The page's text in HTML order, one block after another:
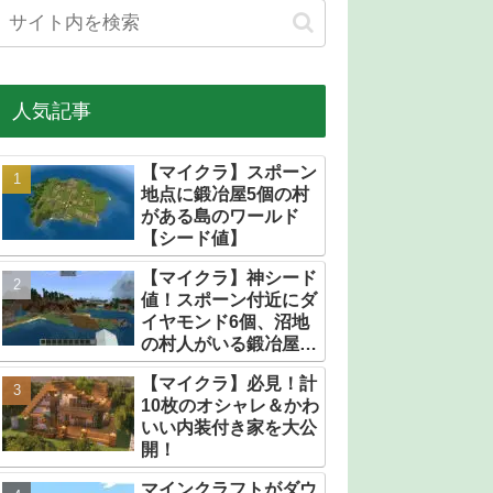
人気記事
【マイクラ】スポーン
地点に鍛冶屋5個の村
がある島のワールド
【シード値】
【マイクラ】神シード
値！スポーン付近にダ
イヤモンド6個、沼地
の村人がいる鍛冶屋だ
らけの村【統合版】
【マイクラ】必見！計
10枚のオシャレ＆かわ
いい内装付き家を大公
開！
マインクラフトがダウ